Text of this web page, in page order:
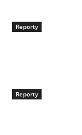
Reporty
Reporty